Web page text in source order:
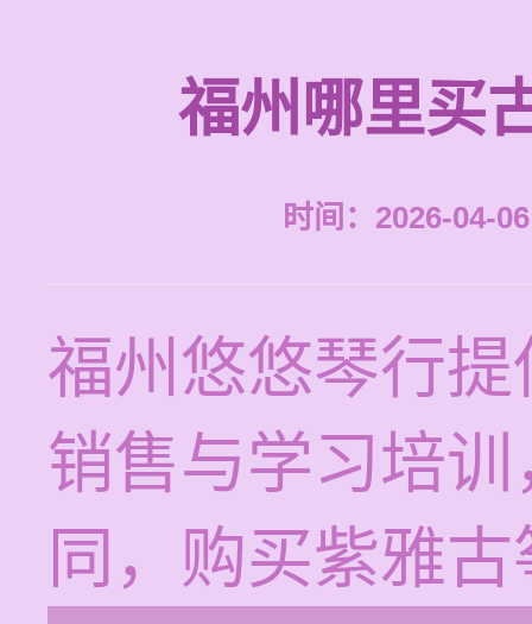
福州哪里买
时间：2026-04-
福州悠悠琴行
销售与学习培
同，购买紫雅